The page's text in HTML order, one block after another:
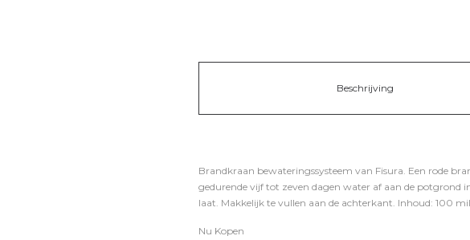
Beschrijving
Brandkraan bewateringssysteem van Fisura. Een rode
gedurende vijf tot zeven dagen water af aan de
laat. Makkelijk te vullen aan de achterkant. Inhoud: 100
Nu Kopen